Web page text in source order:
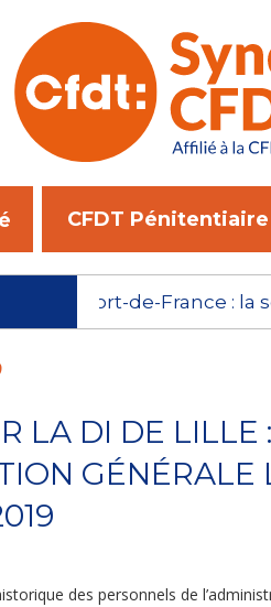
CFDT Pénitentiaire
CPIP 10 juil. 2026
PLUS LE
LA DI DE LILLE
GÉNÉRALE
des personnels de